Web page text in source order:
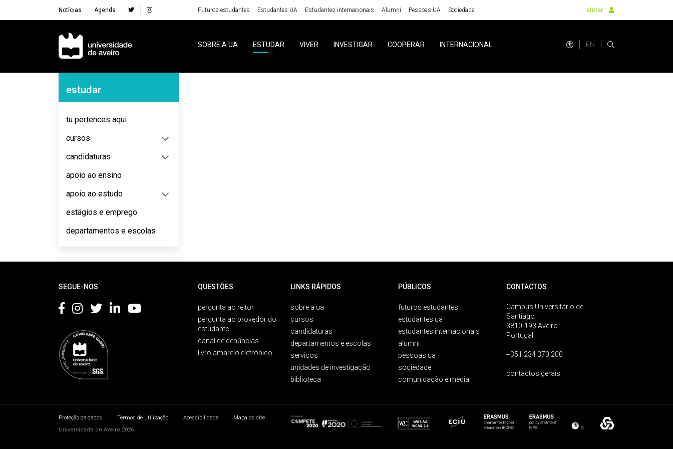
Notícias Agenda Futuros estudantes Estudantes UA Estudantes internacionais Alumni Pessoas UA Sociedade entrar
Navegação Principal
SOBRE A UA ESTUDAR VIVER INVESTIGAR COOPERAR INTERNACIONAL EN
Navegação Lateral
estudar
tu pertences aqui
cursos
candidaturas
apoio ao ensino
apoio ao estudo
estágios e emprego
departamentos e escolas
SEGUE-NOS QUESTÕES
pergunta ao reitor
pergunta ao provedor do
estudante
canal de denúncias
livro amarelo eletrónico
LINKS RÁPIDOS
sobre a ua
cursos
candidaturas
departamentos e escolas
serviços
unidades de investigação
biblioteca
PÚBLICOS
futuros estudantes
estudantes ua
estudantes internacionais
alumni
pessoas ua
sociedade
comunicação e media
CONTACTOS
Campus Universitário de
Santiago
3810-193 Aveiro
Portugal
+351 234 370 200
contactos gerais
Proteção de dados Termos de utilização Acessibilidade
Mapa do site
Universidade de Aveiro 2026